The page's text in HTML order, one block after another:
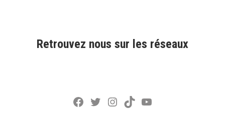
Retrouvez nous sur les réseaux
Facebook
Twitter
Instagram
TikTokYouTube